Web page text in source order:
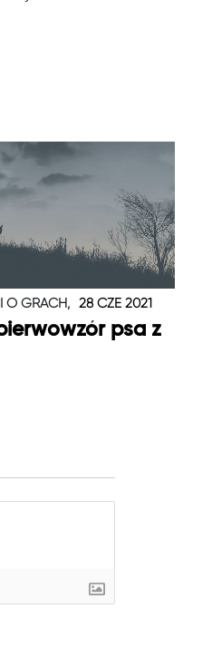
O GRACH, 28 CZE 2021
psa z